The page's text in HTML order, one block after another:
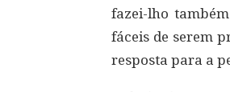
fazei-lho
fáceis de serem
resposta para a